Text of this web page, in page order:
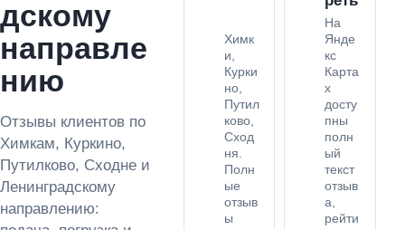
дскому
направле
нию
Отзывы клиентов по
Химкам, Куркино,
Путилково, Сходне и
Ленинградскому
направлению:
Химк
и,
Курки
но,
Путил
ково,
Сход
ня.
Полн
ые
отзыв
ы
На
Янде
кс
Карта
х
досту
пны
полн
ый
текст
отзыв
а,
рейти